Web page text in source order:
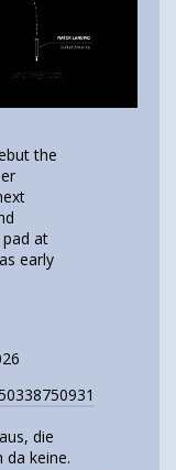
the
at
early
die
da keine.